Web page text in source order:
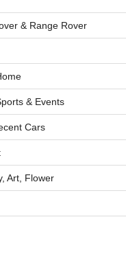
& Range Rover
& Events
Cars
Art, Flower